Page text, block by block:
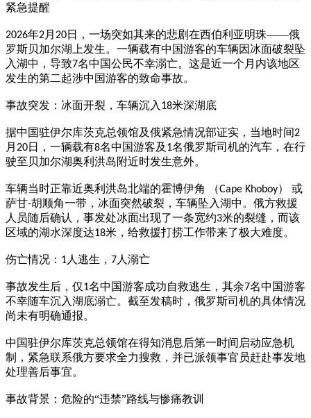
紧急提醒
2026年2月 20日，一场突如其来的悲剧在西伯利亚明珠——俄
罗斯贝加尔湖上发生。一辆载有中国游客的车辆因冰面破裂坠
入湖中，导致7名中国公民不幸溺亡。这是近一个月内该地区
发生的第二起涉中国游客的致命事故。
事故突发：冰面开裂，车辆沉入 18米深湖底
据中国驻伊尔库茨克总领馆及俄紧急情况部证实，当地时间2
月 20日，一辆载有8名中国游客及 1名俄罗斯司机的汽车，在行
驶至贝加尔湖奥利洪岛附近时发生意外。
车辆当时正靠近奥利洪岛北端的霍博伊角 （Cape Khoboy） 或
萨甘-胡顺角一带，冰面突然破裂，车辆坠入湖中。俄方救援
人员随后确认，事发处冰面出现了一条宽约3米的裂缝，而该
区域的湖水深度达18米，给救援打捞工作带来了极大难度。
伤亡情况： 1人逃生， 7人溺亡
事故发生后，仅1名中国游客成功自救逃生，其余7名中国游客
不幸随车沉入湖底溺亡。截至发稿时，俄罗斯司机的具体情况
尚未有明确通报。
中国驻伊尔库茨克总领馆在得知消息后第一时间启动应急机
制，紧急联系俄方要求全力搜救，并已派领事官员赶赴事发地
处理善后事宜。
事故背景：危险的“违禁”路线与惨痛教训